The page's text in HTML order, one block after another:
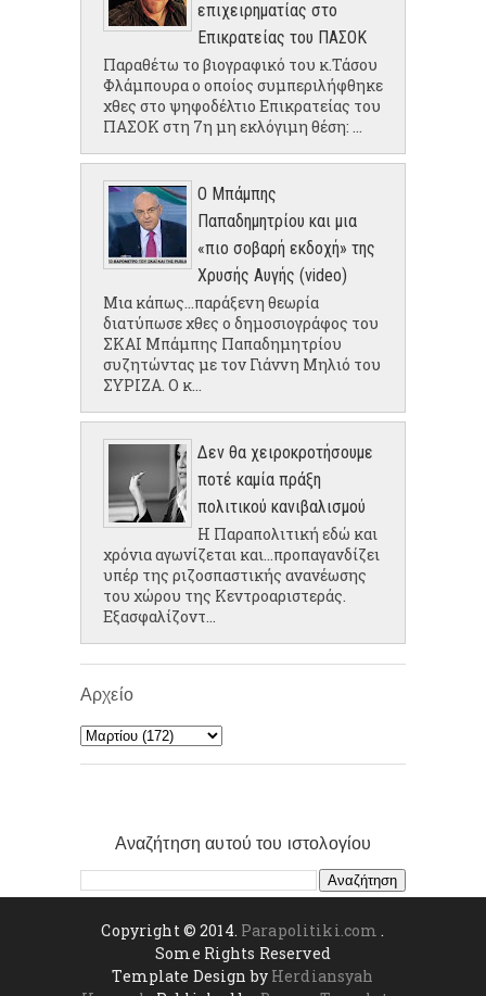
επιχειρηματίας στο
Επικρατείας του ΠΑΣΟΚ
Παραθέτω το βιογραφικό του κ.Τάσου
Φλάμπουρα ο οποίος συμπεριλήφθηκε
χθες στο ψηφοδέλτιο Επικρατείας του
ΠΑΣΟΚ στη 7η μη εκλόγιμη θέση: ...
Ο Μπάμπης
Παπαδημητρίου και μια
«πιο σοβαρή εκδοχή» της
Χρυσής Αυγής (video)
Μια κάπως...παράξενη θεωρία
διατύπωσε χθες ο δημοσιογράφος του
ΣΚΑΙ Μπάμπης Παπαδημητρίου
συζητώντας με τον Γιάννη Μηλιό του
ΣΥΡΙΖΑ. Ο κ...
Δεν θα χειροκροτήσουμε
ποτέ καμία πράξη
πολιτικού κανιβαλισμού
Η Παραπολιτική εδώ και
χρόνια αγωνίζεται και...προπαγανδίζει
υπέρ της ριζοσπαστικής ανανέωσης
του χώρου της Κεντροαριστεράς.
Εξασφαλίζοντ...
Αρχείο
Αναζήτηση αυτού του ιστολογίου
Copyright © 2014. Parapolitiki.com .
Some Rights Reserved
Template Design by Herdiansyah